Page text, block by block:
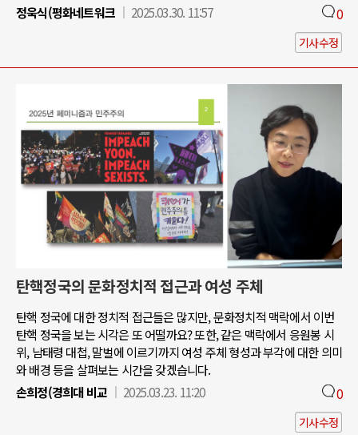
정욱식(평화네트워크
2025.03.30. 11:57 0
기사수정
탄핵정국의 문화정치적 접근과 여성 주체
탄핵 정국에 대한 정치적 접근들은 많지만, 문화정치적 맥락에서 이번
탄핵 정국을 보는 시각은 또 어떨까요? 또한, 같은 맥락에서 응원봉 시
위, 남태령 대첩, 말벌에 이르기까지 여성 주체 형성과 부각에 대한 의미
와 배경 등을 살펴보는 시간을 갖겠습니다.
손희정(경희대 비교
2025.03.23. 11:20 0
기사수정